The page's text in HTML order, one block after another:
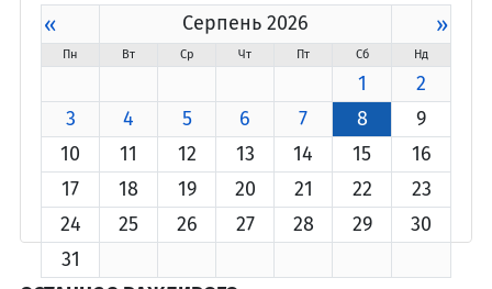
« Серпень 2026 »
Пн Вт Ср Чт Пт Сб Нд
1
2
3
4 5 6 7 8
9
10
11 12 13 14 15
16
17
18 19 20 21 22
23
24
25 26 27 28 29
30
31